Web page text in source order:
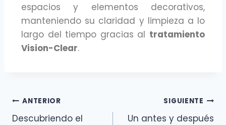
espacios y elementos decorativos,
manteniendo su claridad y limpieza a lo
largo del tiempo gracias al tratamiento
Vision-Clear.
ANTERIOR
Descubriendo el
SIGUIENTE
Un antes y después